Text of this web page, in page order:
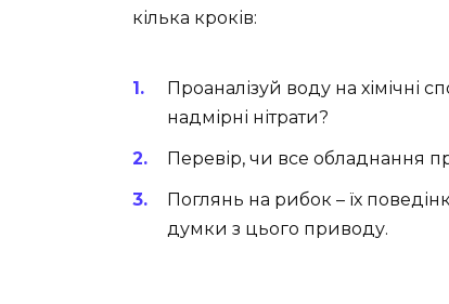
кілька кроків:
Проаналізуй воду на хімічні
надмірні нітрати?
Перевір, чи все обладнання
Поглянь на рибок – їх
думки з цього приводу.